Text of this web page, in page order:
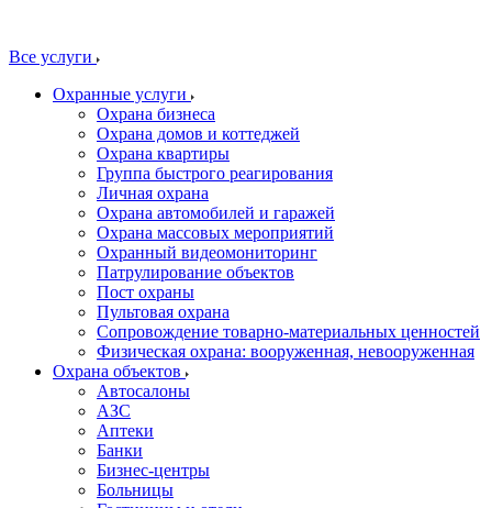
Все услуги
Охранные услуги
Охрана бизнеса
Охрана домов и коттеджей
Охрана квартиры
Группа быстрого реагирования
Личная охрана
Охрана автомобилей и гаражей
Охрана массовых мероприятий
Охранный видеомониторинг
Патрулирование объектов
Пост охраны
Пультовая охрана
Сопровождение товарно-материальных ценностей
Физическая охрана: вооруженная, невооруженная
Охрана объектов
Автосалоны
АЗС
Аптеки
Банки
Бизнес-центры
Больницы